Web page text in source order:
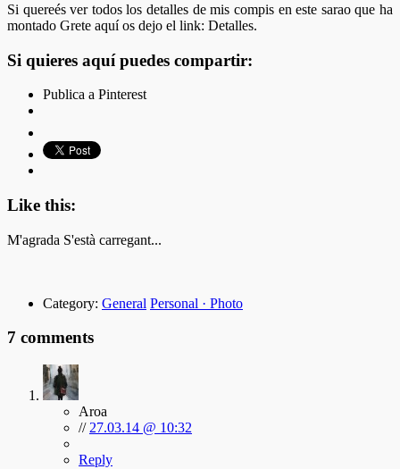
Si quereés ver todos los detalles de mis compis en este sarao que ha
montado Grete aquí os dejo el link: Detalles.
Si quieres aquí puedes compartir:
Publica a Pinterest
Like this:
M'agrada S'està carregant...
Category: General Personal · Photo
7 comments
Aroa
// 27.03.14 @ 10:32
Reply